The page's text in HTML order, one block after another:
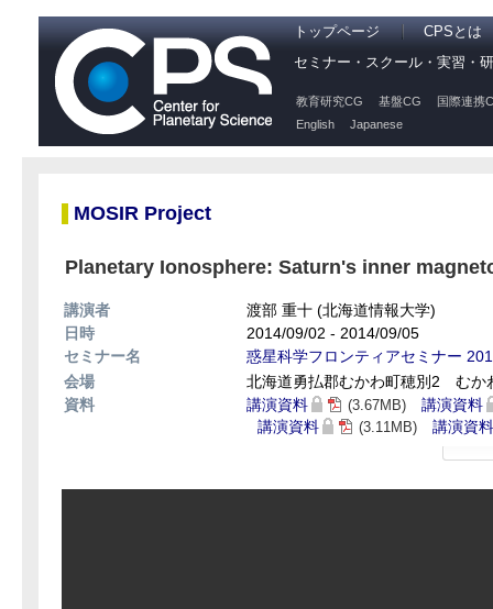
トップページ
CPSとは
セミナー・スクール・実習・
教育研究CG 基盤CG
国際連携
English
Japanese
MOSIR Project
Planetary Ionosphere: Saturn's inner
講演者
渡部 重十 (北海道情報大学)
日時
2014/09/02 - 2014/09/05
セミナー名
惑星科学フロンティアセミナー
会場
北海道勇払郡むかわ町穂別2 むか
資料
講演資料 (3.67MB)
講演資料
講演資料
(3.11MB) 講演資料